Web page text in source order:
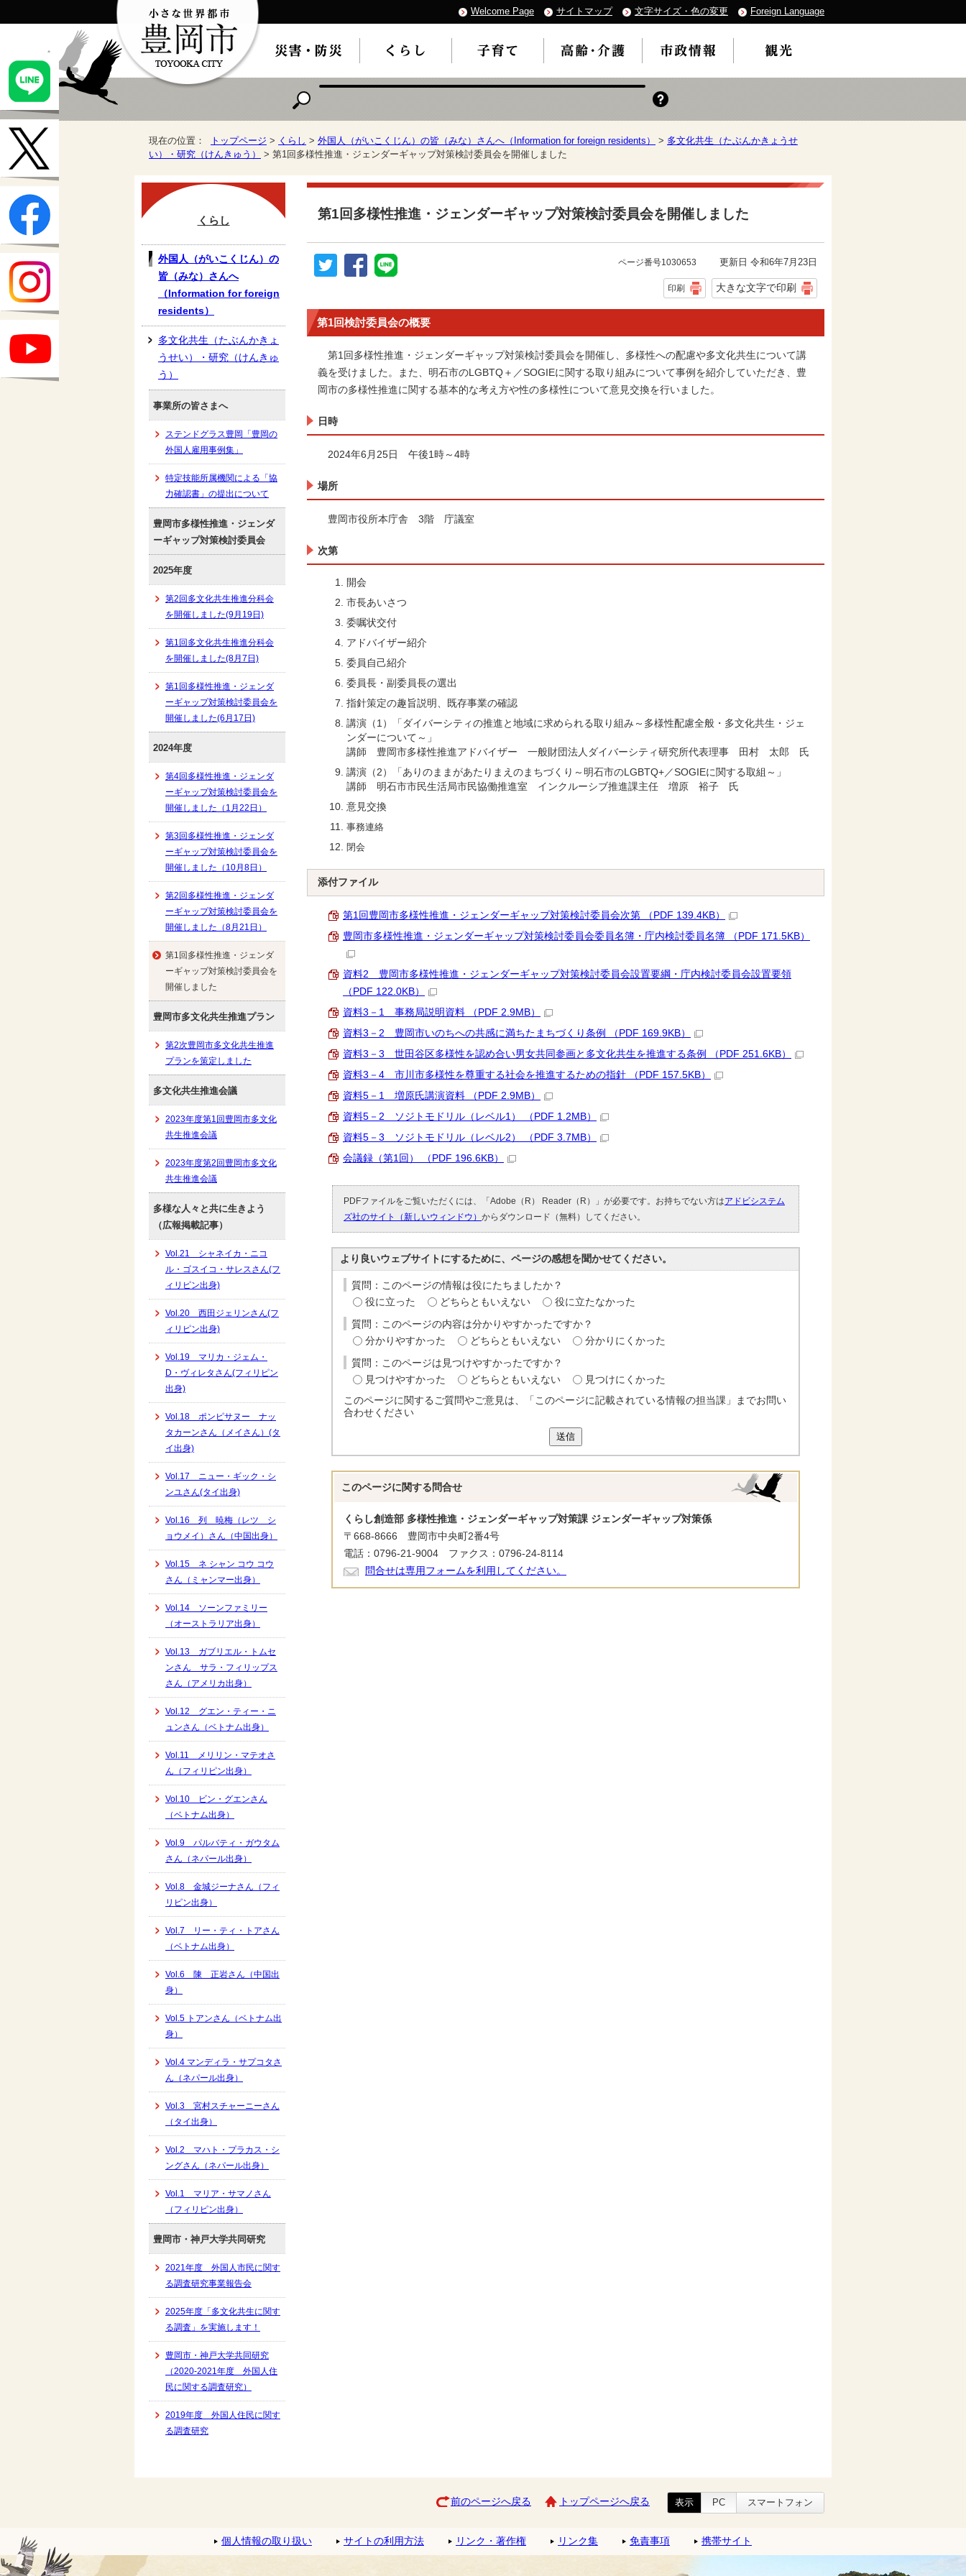
Welcome Page サイトマップ 文字サイズ・色の変更 Foreign Language
現在の位置： トップページ > くらし > 外国人（がいこくじん）の皆（みな）さんへ（Information for foreign residents） > 多文化共生（たぶんかきょうせ
い）・研究（けんきゅう）
> 第1回多様性推進・ジェンダーギャップ対策検討委員会を開催しました
第1回多様性推進・ジェンダーギャップ対策検討委員会を開催しました
ページ番号1030653 更新日 令和6年7月23日
印刷 大きな文字で印刷
第1回検討委員会の概要
第1回多様性推進・ジェンダーギャップ対策検討委員会を開催し、多様性への配慮や多文化共生について講
義を受けました。また、明石市のLGBTQ＋／SOGIEに関する取り組みについて事例を紹介していただき、豊
岡市の多様性推進に関する基本的な考え方や性の多様性について意見交換を行いました。
日時
2024年6月25日 午後1時～4時
場所
豊岡市役所本庁舎 3階 庁議室
次第
開会
市長あいさつ
委嘱状交付
アドバイザー紹介
委員自己紹介
委員長・副委員長の選出
指針策定の趣旨説明、既存事業の確認
講演（1）「ダイバーシティの推進と地域に求められる取り組み～多様性配慮全般・多文化共生・ジェ
ンダーについて～」
講師 豊岡市多様性推進アドバイザー 一般財団法人ダイバーシティ研究所代表理事 田村 太郎 氏
講演（2）「ありのままがあたりまえのまちづくり～明石市のLGBTQ+／SOGIEに関する取組～」
講師 明石市市民生活局市民協働推進室 インクルーシブ推進課主任 増原 裕子 氏
意見交換
事務連絡
閉会
添付ファイル
第1回豊岡市多様性推進・ジェンダーギャップ対策検討委員会次第 （PDF 139.4KB）
豊岡市多様性推進・ジェンダーギャップ対策検討委員会委員名簿・庁内検討委員名簿 （PDF 171.5KB）
資料2 豊岡市多様性推進・ジェンダーギャップ対策検討委員会設置要綱・庁内検討委員会設置要領
（PDF 122.0KB）
資料3－1 事務局説明資料 （PDF 2.9MB）
資料3－2 豊岡市いのちへの共感に満ちたまちづくり条例 （PDF 169.9KB）
資料3－3 世田谷区多様性を認め合い男女共同参画と多文化共生を推進する条例 （PDF 251.6KB）
資料3－4 市川市多様性を尊重する社会を推進するための指針 （PDF 157.5KB）
資料5－1 増原氏講演資料 （PDF 2.9MB）
資料5－2 ソジトモドリル（レベル1） （PDF 1.2MB）
資料5－3 ソジトモドリル（レベル2） （PDF 3.7MB）
会議録（第1回） （PDF 196.6KB）
PDFファイルをご覧いただくには、「Adobe（R） Reader（R）」が必要です。お持ちでない方はアドビシステム
ズ社のサイト（新しいウィンドウ） からダウンロード（無料）してください。
より良いウェブサイトにするために、ページの感想を聞かせてください。
質問：このページの情報は役にたちましたか？
役に立った
どちらともいえない 役に立たなかった
質問：このページの内容は分かりやすかったですか？
分かりやすかった
どちらともいえない 分かりにくかった
質問：このページは見つけやすかったですか？
見つけやすかった
どちらともいえない
見つけにくかった
このページに関するご質問やご意見は、「このページに記載されている情報の担当課」までお問い
合わせください
送信
このページに関する 問合せ
くらし創造部 多様性推進・ジェンダーギャップ対策課 ジェンダーギャップ対策係
〒668-8666 豊岡市中央町2番4号
電話：0796-21-9004 ファクス：0796-24-8114
問合せは専用フォームを利用してください。
くらし
外国人（がいこくじん）の
皆（みな）さんへ
（Information for foreign
residents）
多文化共生（たぶんかきょ
うせい）・研究（けんきゅ
う）
事業所の皆さまへ
ステンドグラス豊岡「豊岡の
外国人雇用事例集」
特定技能所属機関による「協
力確認書」の提出について
豊岡市多様性推進・ジェンダ
ーギャップ対策検討委員会
2025年度
第2回多文化共生推進分科会
を開催しました(9月19日)
第1回多文化共生推進分科会
を開催しました(8月7日)
第1回多様性推進・ジェンダ
ーギャップ対策検討委員会を
開催しました(6月17日)
2024年度
第4回多様性推進・ジェンダ
ーギャップ対策検討委員会を
開催しました（1月22日）
第3回多様性推進・ジェンダ
ーギャップ対策検討委員会を
開催しました（10月8日）
第2回多様性推進・ジェンダ
ーギャップ対策検討委員会を
開催しました（8月21日）
第1回多様性推進・ジェンダ
ーギャップ対策検討委員会を
開催しました
豊岡市多文化共生推進プラン
第2次豊岡市多文化共生推進
プランを策定しました
多文化共生推進会議
2023年度第1回豊岡市多文化
共生推進会議
2023年度第2回豊岡市多文化
共生推進会議
多様な人々と共に生きよう
（広報掲載記事）
Vol.21 シャネイカ・ニコ
ル・ゴスイコ・サレスさん(フ
ィリピン出身)
Vol.20 西田ジェリンさん(フ
ィリピン出身)
Vol.19 マリカ・ジェム・
D・ヴィレタさん(フィリピン
出身)
Vol.18 ポンピサヌー ナッ
タカーンさん（メイさん）(タ
イ出身)
Vol.17 ニュー・ギック・シ
ンユさん(タイ出身)
Vol.16 列 暁梅（レツ シ
ョウメイ）さん（中国出身）
Vol.15 ネ シャン コウ コウ
さん（ミャンマー出身）
Vol.14 ソーンファミリー
（オーストラリア出身）
Vol.13 ガブリエル・トムセ
ンさん サラ・フィリップス
さん（アメリカ出身）
Vol.12 グエン・ティー・ニ
ュンさん（ベトナム出身）
Vol.11 メリリン・マテオさ
ん（フィリピン出身）
Vol.10 ビン・グエンさん
（ベトナム出身）
Vol.9 パルバティ・ガウタム
さん（ネパール出身）
Vol.8 金城ジーナさん（フィ
リピン出身）
Vol.7 リー・ティ・トアさん
（ベトナム出身）
Vol.6 陳 正岩さん（中国出
身）
Vol.5 トアンさん（ベトナム出
身）
Vol.4 マンディラ・サプコタさ
ん（ネパール出身）
Vol.3 宮村スチャーニーさん
（タイ出身）
Vol.2 マハト・プラカス・シ
ングさん（ネパール出身）
Vol.1 マリア・サマノさん
（フィリピン出身）
豊岡市・神戸大学共同研究
2021年度 外国人市民に関す
る調査研究事業報告会
2025年度「多文化共生に関す
る調査」を実施します！
豊岡市・神戸大学共同研究
（2020-2021年度 外国人住
民に関する調査研究）
2019年度 外国人住民に関す
る調査研究
前のページへ戻る トップページへ戻る 表示 PC スマートフォン
個人情報の取り扱い サイトの利用方法 リンク・著作権 リンク集 免責事項 携帯サイト